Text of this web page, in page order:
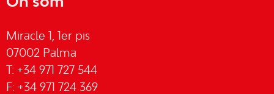
Miracle 1, 1er pis
07002 Palma
T: +34 971 727 544
F: +34 971 724 369